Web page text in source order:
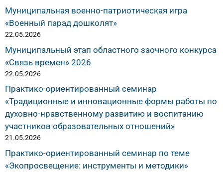
Муниципальная военно-патриотическая игра
«Военный парад дошколят»
22.05.2026
Муниципальный этап областного заочного конкурса
«Связь времен» 2026
22.05.2026
Практико-ориентированный семинар
«Традиционные и инновационные формы работы по
духовно-нравственному развитию и воспитанию
участников образовательных отношений»
21.05.2026
Практико-ориентированный семинар по теме
«Экопросвещение: инструменты и методики»